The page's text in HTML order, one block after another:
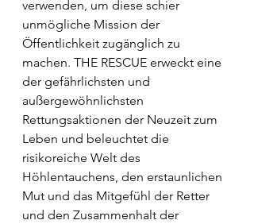
verwenden, um diese schier
unmögliche Mission der
Öffentlichkeit zugänglich zu
machen. THE RESCUE erweckt eine
der gefährlichsten und
außergewöhnlichsten
Rettungsaktionen der Neuzeit zum
Leben und beleuchtet die
risikoreiche Welt des
Höhlentauchens, den erstaunlichen
Mut und das Mitgefühl der Retter
und den Zusammenhalt der